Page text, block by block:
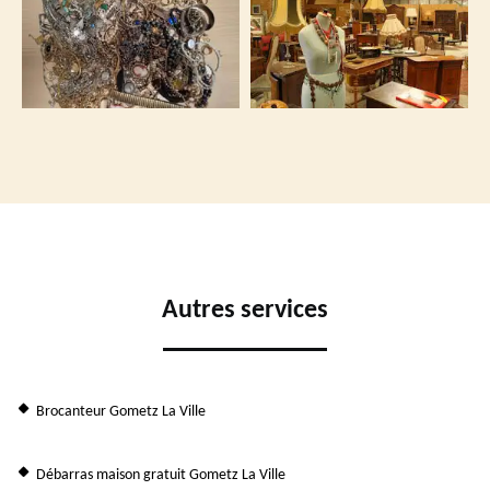
Autres services
Brocanteur Gometz La Ville
Débarras maison gratuit Gometz La Ville